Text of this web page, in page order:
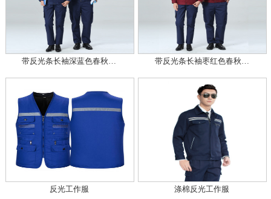
带反光条长袖深蓝色春秋… 带反光条长袖枣红色春秋…
反光工作服 涤棉反光工作服